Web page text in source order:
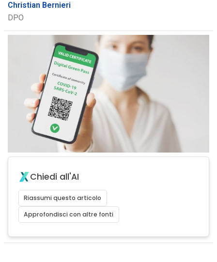
Christian Bernieri
DPO
Chiedi all'AI
Riassumi questo articolo
Approfondisci con altre fonti